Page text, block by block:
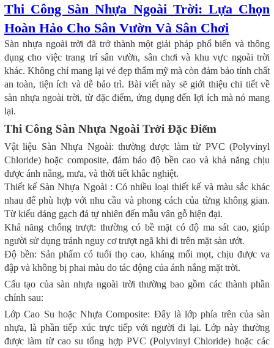
Thi Công Sàn Nhựa Ngoài Trời: Lựa Chọn
Hoàn Hảo Cho Sân Vườn Và Sân Chơi
Sàn nhựa ngoài trời đã trở thành một giải pháp phổ biến và thông
dụng cho việc trang trí sân vườn, sân chơi và khu vực ngoài trời
khác. Không chỉ mang lại vẻ đẹp thẩm mỹ mà còn đảm bảo tính chất
an toàn, tiện ích và dễ bảo trì. Bài viết này sẽ giới thiệu chi tiết về
sàn nhựa ngoài trời, từ đặc điểm, ứng dụng đến lợi ích mà nó mang
lại.
Thi Công Sàn Nhựa Ngoài Trời Đặc Điểm
Vật liệu Sàn Nhựa Ngoài: thường được làm từ PVC (Polyvinyl
Chloride) hoặc composite, đảm bảo độ bền cao và khả năng chịu
được ánh nắng, mưa, và thời tiết khắc nghiệt.
Thiết kế Sàn Nhựa Ngoài : Có nhiều loại thiết kế và màu sắc khác
nhau để phù hợp với nhu cầu và phong cách của từng không gian.
Từ kiểu dáng gạch đá tự nhiên đến mẫu vân gỗ hiện đại.
Khả năng chống trượt: thường có bề mặt có độ ma sát cao, giúp
người sử dụng tránh nguy cơ trượt ngã khi đi trên mặt sàn ướt.
Độ bền: Sản phẩm có tuổi thọ cao, kháng mối mọt, chịu được va
đập và không bị phai màu do tác động của ánh nắng mặt trời.
Cấu tạo của sàn nhựa ngoài trời thường bao gồm các thành phần
chính sau:
Lớp Cao Su hoặc Nhựa Composite: Đây là lớp phía trên của sàn
nhựa, là phần tiếp xúc trực tiếp với người đi lại. Lớp này thường
được làm từ cao su tổng hợp PVC (Polyvinyl Chloride) hoặc các